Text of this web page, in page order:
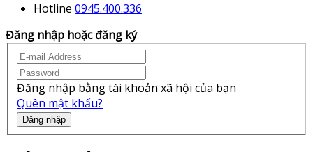
Hotline 0945.400.336
Đăng nhập hoặc đăng ký
Đăng nhập bằng tài khoản xã hội của bạn
Quên mật khẩu?
Đăng nhập